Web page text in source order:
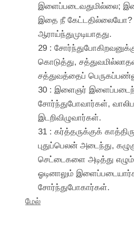
இளைப்படைவதுமில்லை;
இதை நீ கேட்டதில்லையோ?
ஆராய்ந்துமுடியாதது.
29 :
கொடுத்து,
சத்துவத்தைப்
30 : இளைஞர்
சோர்ந்துபோவார்கள்,
இடறிவிழுவார்கள்.
31 : கர்த்தருக்குக்
புதுப்பெலன் அடைந்து,
செட்டைகளை அடித்து
ஓடினாலும்
சோர்ந்துபோகார்கள்.
மேல்